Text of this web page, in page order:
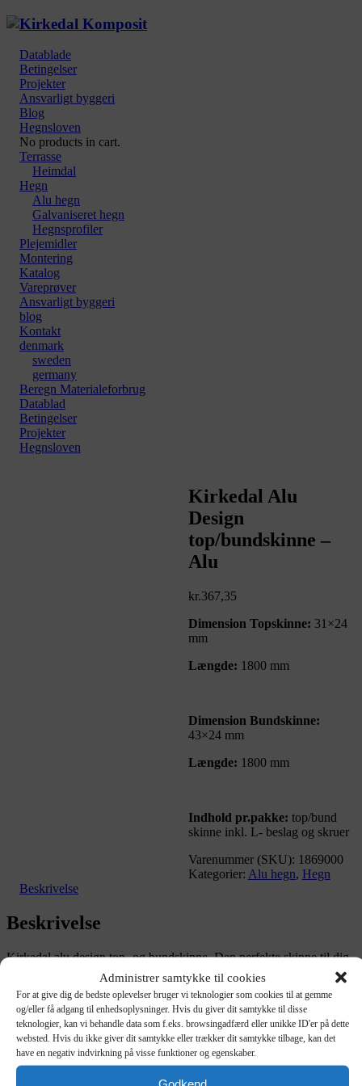
Administrer samtykke til cookies
For at give dig de bedste oplevelser bruger vi teknologier som cookies til at gemme
og/eller få adgang til enhedsoplysninger. Hvis du giver dit samtykke til disse
teknologier, kan vi behandle data som f.eks. browsingadfærd eller unikke ID'er på dette
websted. Hvis du ikke giver dit samtykke eller trækker dit samtykke tilbage, kan det
have en negativ indvirkning på visse funktioner og egenskaber.
Godkend
Datablade
Betingelser
Projekter
Ansvarligt byggeri
Blog
Hegnsloven
No products in cart.
Terrasse
Heimdal
Hegn
Alu hegn
Galvaniseret hegn
Hegnsprofiler
Plejemidler
Montering
Katalog
Vareprøver
Ansvarligt byggeri
blog
Kontakt
denmark
sweden
germany
Beregn Materialeforbrug
Datablad
Betingelser
Projekter
Hegnsloven
Kirkedal Alu
Design
top/bundskinne –
Alu
kr.367,35
Dimension Topskinne: 31×24
mm
Længde: 1800 mm
Dimension Bundskinne:
43×24 mm
Længde: 1800 mm
Indhold pr.pakke: top/bund
skinne inkl. L- beslag og skruer
Varenummer (SKU): 1869000
Kategorier: Alu hegn, Hegn
Beskrivelse
Beskrivelse
Kirkedal alu design top- og bundskinne. Den perfekte skinne til dig
der gerne vil skjule din skinne sammen med brædderne.
Dimension Topskinne:1800 mm
Stort udvalg af kvalitets komposit
produkter og mange års erfaring –
Velkommen til Kirkedal alu design top-